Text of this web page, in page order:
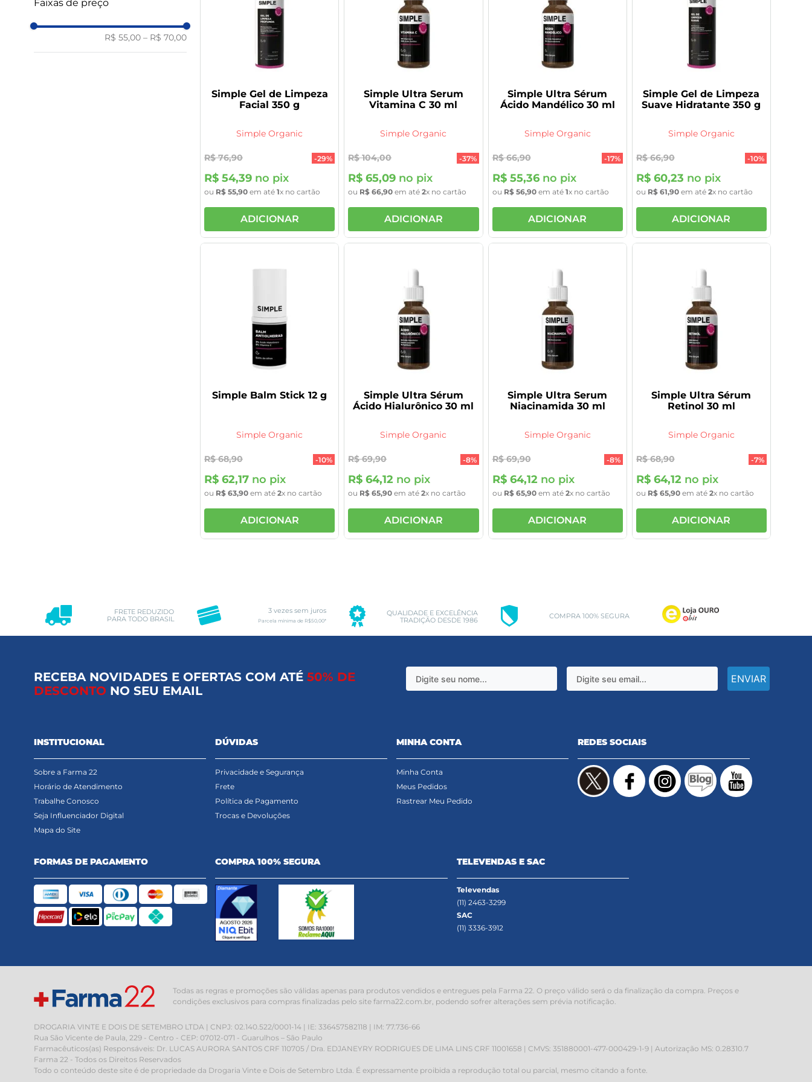
10º rivaroxabana 20mg
Faixas de preço
R$ 55,00 – R$ 70,00
Simple Gel de Limpeza
Facial 350 g
Simple Organic
R$ 76,90 -29%
R$ 54,39 no pix
ou R$ 55,90 em até 1x no cartão
ADICIONAR
Simple Ultra Serum
Vitamina C 30 ml
Simple Organic
R$ 104,00 -37%
R$ 65,09 no pix
ou R$ 66,90 em até2x no cartão
ADICIONAR
Simple Ultra Sérum
Ácido Mandélico 30 ml
Simple Organic
R$ 66,90 -17%
R$ 55,36no pix
ou R$ 56,90em até 1x no cartão
ADICIONAR
Simple Gel de Limpeza
Suave Hidratante 350 g
Simple Organic
R$ 66,90 -10%
R$ 60,23 no pix
ou R$ 61,90em até 2x no cartão
ADICIONAR
Simple Balm Stick 12 g
Simple Organic
R$ 68,90 -10%
R$ 62,17 no pix
ou R$ 63,90 em até 2x no cartão
ADICIONAR
Simple Ultra Sérum
Ácido Hialurônico 30 ml
Simple Organic
R$ 69,90 -8%
R$ 64,12 no pix
ou R$ 65,90 em até2x no cartão
ADICIONAR
Simple Ultra Serum
Niacinamida 30 ml
Simple Organic
R$ 69,90 -8%
R$ 64,12 no pix
ou R$ 65,90em até 2x no cartão
ADICIONAR
Simple Ultra Sérum
Retinol 30 ml
Simple Organic
R$ 68,90 -7%
R$ 64,12 no pix
ou R$ 65,90em até 2x no cartão
ADICIONAR
FRETE REDUZIDO
PARA TODO BRASIL
3 vezes sem juros
Parcela mínima de R$50,00*
QUALIDADE E EXCELÊNCIA
TRADIÇÃO DESDE 1986
COMPRA 100% SEGURA
RECEBA NOVIDADES E OFERTAS COM ATÉ 50% DE
DESCONTO NO SEU EMAIL
ENVIAR
INSTITUCIONAL
Sobre a Farma 22
Horário de Atendimento
Trabalhe Conosco
Seja Influenciador Digital
Mapa do Site
DÚVIDAS
Privacidade e Segurança
Frete
Política de Pagamento
Trocas e Devoluções
MINHA CONTA
Minha Conta
Meus Pedidos
Rastrear Meu Pedido
REDES SOCIAIS
FORMAS DE PAGAMENTO COMPRA 100% SEGURA TELEVENDAS E SAC
Televendas
(11) 2463-3299
SAC
(11) 3336-3912
Todas as regras e promoções são válidas apenas para produtos vendidos e entregues pela Farma 22. O preço válido será o da finalização da compra. Preços e
condições exclusivos para compras finalizadas pelo site farma22.com.br, podendo sofrer alterações sem prévia notificação.
DROGARIA VINTE E DOIS DE SETEMBRO LTDA | CNPJ: 02.140.522/0001-14 | IE: 336457582118 | IM: 77.736-66
Rua São Vicente de Paula, 229 - Centro - CEP: 07012-071 - Guarulhos – São Paulo
Farmacêuticos(as) Responsáveis: Dr. LUCAS AURORA SANTOS CRF 110705 / Dra. EDJANEYRY RODRIGUES DE LIMA LINS CRF 11001658 | CMVS: 351880001-477-000429-1-9 | Autorização MS: 0.28310.7
Farma 22 - Todos os Direitos Reservados
Todo o conteúdo deste site é de propriedade da Drogaria Vinte e Dois de Setembro Ltda. É expressamente proibida a reprodução total ou parcial, mesmo citando a fonte.